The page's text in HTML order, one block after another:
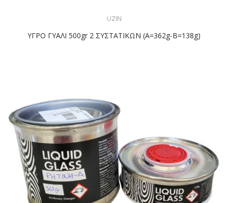
UZIN
ΥΓΡΟ ΓΥΑΛΙ 500gr 2 ΣΥΣΤΑΤΙΚΩΝ (Α=362g-Β=138g)